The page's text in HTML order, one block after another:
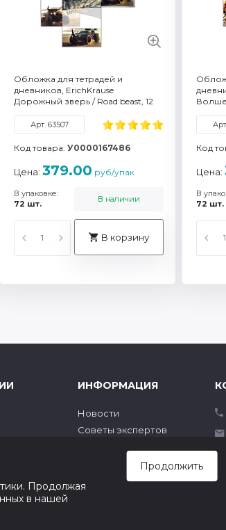
Обложка для тетрадей и
дневников, ErichKrause
Дорожный зверь / Road beast, 12
Арт. 63507
Код товара:У0000167486
Цена:379.00 руб/упак
В упаковке:
72 шт.
В наличии
В корзину
Код
Цена:
В
72 шт.
ИНФОРМАЦИЯ
Новости
Советы экспертов
Продолжая
в нашей
Продолжить